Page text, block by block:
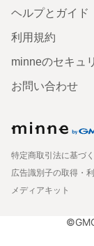
ヘルプとガイド
利用規約
minneのセキュ
お問い合わせ
特定商取引法に基づ
広告識別子の取得・
メディアキット